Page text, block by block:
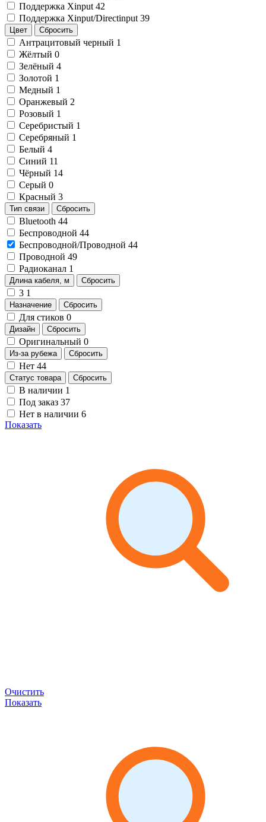
Поддержка Xinput 42
Поддержка Xinput/Directinput 39
Цвет Сбросить
Антрацитовый черный 1
Жёлтый 0
Зелёный 4
Золотой 1
Медный 1
Оранжевый 2
Розовый 1
Серебристый 1
Серебряный 1
Белый 4
Синий 11
Чёрный 14
Серый 0
Красный 3
Тип связи Сбросить
Bluetooth 44
Беспроводной 44
Беспроводной/Проводной 44
Проводной 49
Радиоканал 1
Длина кабеля, м Сбросить
3 1
Назначение Сбросить
Для стиков 0
Дизайн Сбросить
Оригинальный 0
Из-за рубежа Сбросить
Нет 44
Статус товара Сбросить
В наличии 1
Под заказ 37
Нет в наличии 6
Показать
Очистить
Показать